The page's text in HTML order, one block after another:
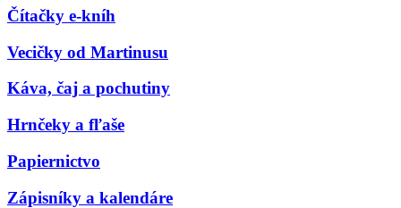
Čítačky e-kníh
Vecičky od Martinusu
Káva, čaj a pochutiny
Hrnčeky a fľaše
Papiernictvo
Zápisníky a kalendáre